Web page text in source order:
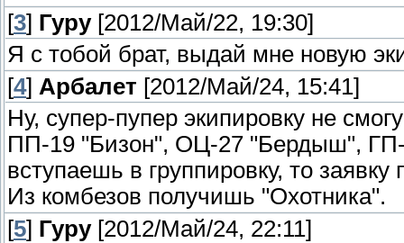
[3] Гуру[2012/Май/22, 19:30]
Я с тобой брат, выдай мне новую
[4] Арбалет [2012/Май/24, 15:41]
Ну, супер-пупер экипировку не
ПП-19 "Бизон", ОЦ-27 "Бердыш",
вступаешь в группировку, то
Из комбезов получишь "Охотника".
[5] Гуру[2012/Май/24, 22:11]